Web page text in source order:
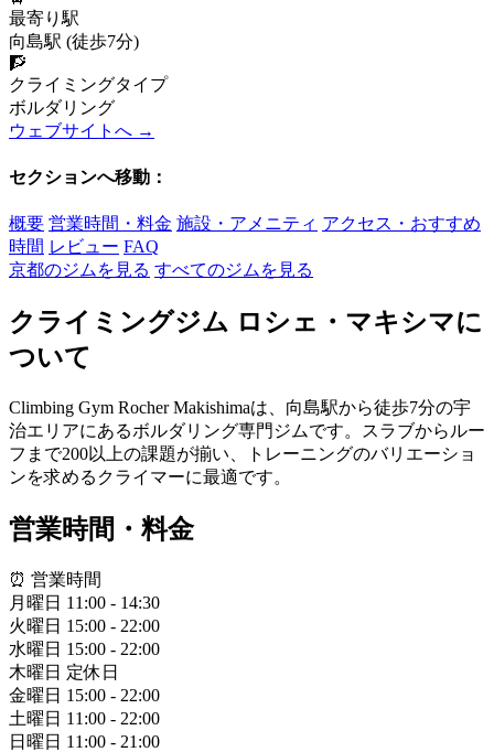
最寄り駅
向島駅 (徒歩7分)
🧗
クライミングタイプ
ボルダリング
ウェブサイトへ →
セクションへ移動：
概要 営業時間・料金 施設・アメニティ アクセス・おすすめ
時間 レビュー FAQ
京都のジムを見る すべてのジムを見る
クライミングジム ロシェ・マキシマに
ついて
Climbing Gym Rocher Makishimaは、向島駅から徒歩7分の宇
治エリアにあるボルダリング専門ジムです。スラブからルー
フまで200以上の課題が揃い、トレーニングのバリエーショ
ンを求めるクライマーに最適です。
営業時間・料金
⏰ 営業時間
月曜日 11:00 - 14:30
火曜日 15:00 - 22:00
水曜日 15:00 - 22:00
木曜日 定休日
金曜日 15:00 - 22:00
土曜日 11:00 - 22:00
日曜日 11:00 - 21:00